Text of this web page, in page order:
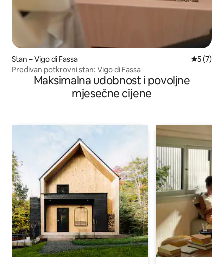
Stan – Vigo di Fassa
5 (7)
Predivan potkrovni stan: Vigo di Fassa
Maksimalna udobnost i povoljne
mjesečne cijene